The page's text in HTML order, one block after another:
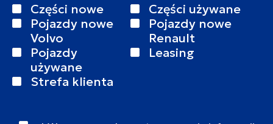
Części nowe
Części używane
Pojazdy nowe
Volvo
Pojazdy nowe
Renault
Pojazdy
używane
Leasing
Strefa klienta